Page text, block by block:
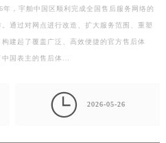
年，宇舶中国区顺利完成全国售后服务网络的
通过对网点进行改造、扩大服务范围、重塑
构建起了覆盖广泛、高效便捷的官方售后体
中国表主的售后体…
 2026-05-26